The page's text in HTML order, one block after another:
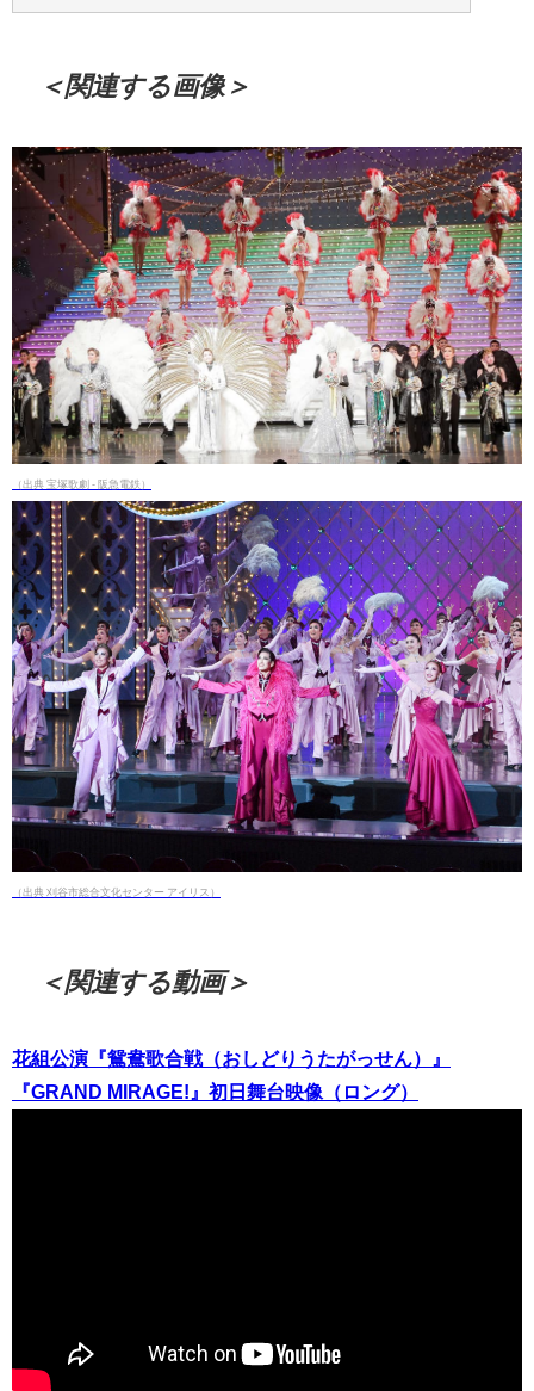
＜関連する画像＞
（出典 宝塚歌劇 - 阪急電鉄）
（出典 刈谷市総合文化センター アイリス）
＜関連する動画＞
花組公演『鴛鴦歌合戦（おしどりうたがっせん）』
『GRAND MIRAGE!』初日舞台映像（ロング）